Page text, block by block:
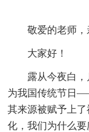
敬爱的老师，
大家好！
露从今夜白
为我国传统节日
其来源被赋予上
化，我们为什么要